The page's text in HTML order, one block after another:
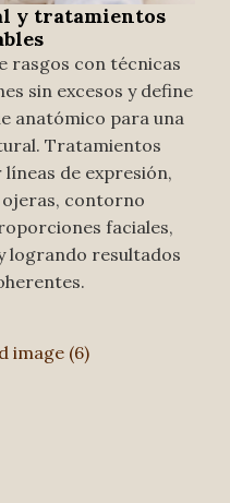
y tratamientos
rasgos con técnicas
sin excesos y define
anatómico para una
Tratamientos
de expresión,
ojeras, contorno
faciales,
logrando resultados